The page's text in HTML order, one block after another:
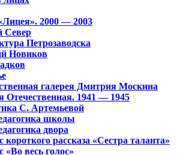
2000 — 2003
Север
Петрозаводска
Новиков
галерея Дмитрия Москина
Отечественная. 1941 — 1945
С. Артемьевой
школы
двора
короткого рассказа «Сестра таланта»
«Во весь голос»